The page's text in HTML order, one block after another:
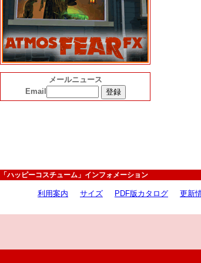
メールニュース
Email
「ハッピーコスチューム」インフォメーション
利用案内 サイズ PDF版カタログ 更新